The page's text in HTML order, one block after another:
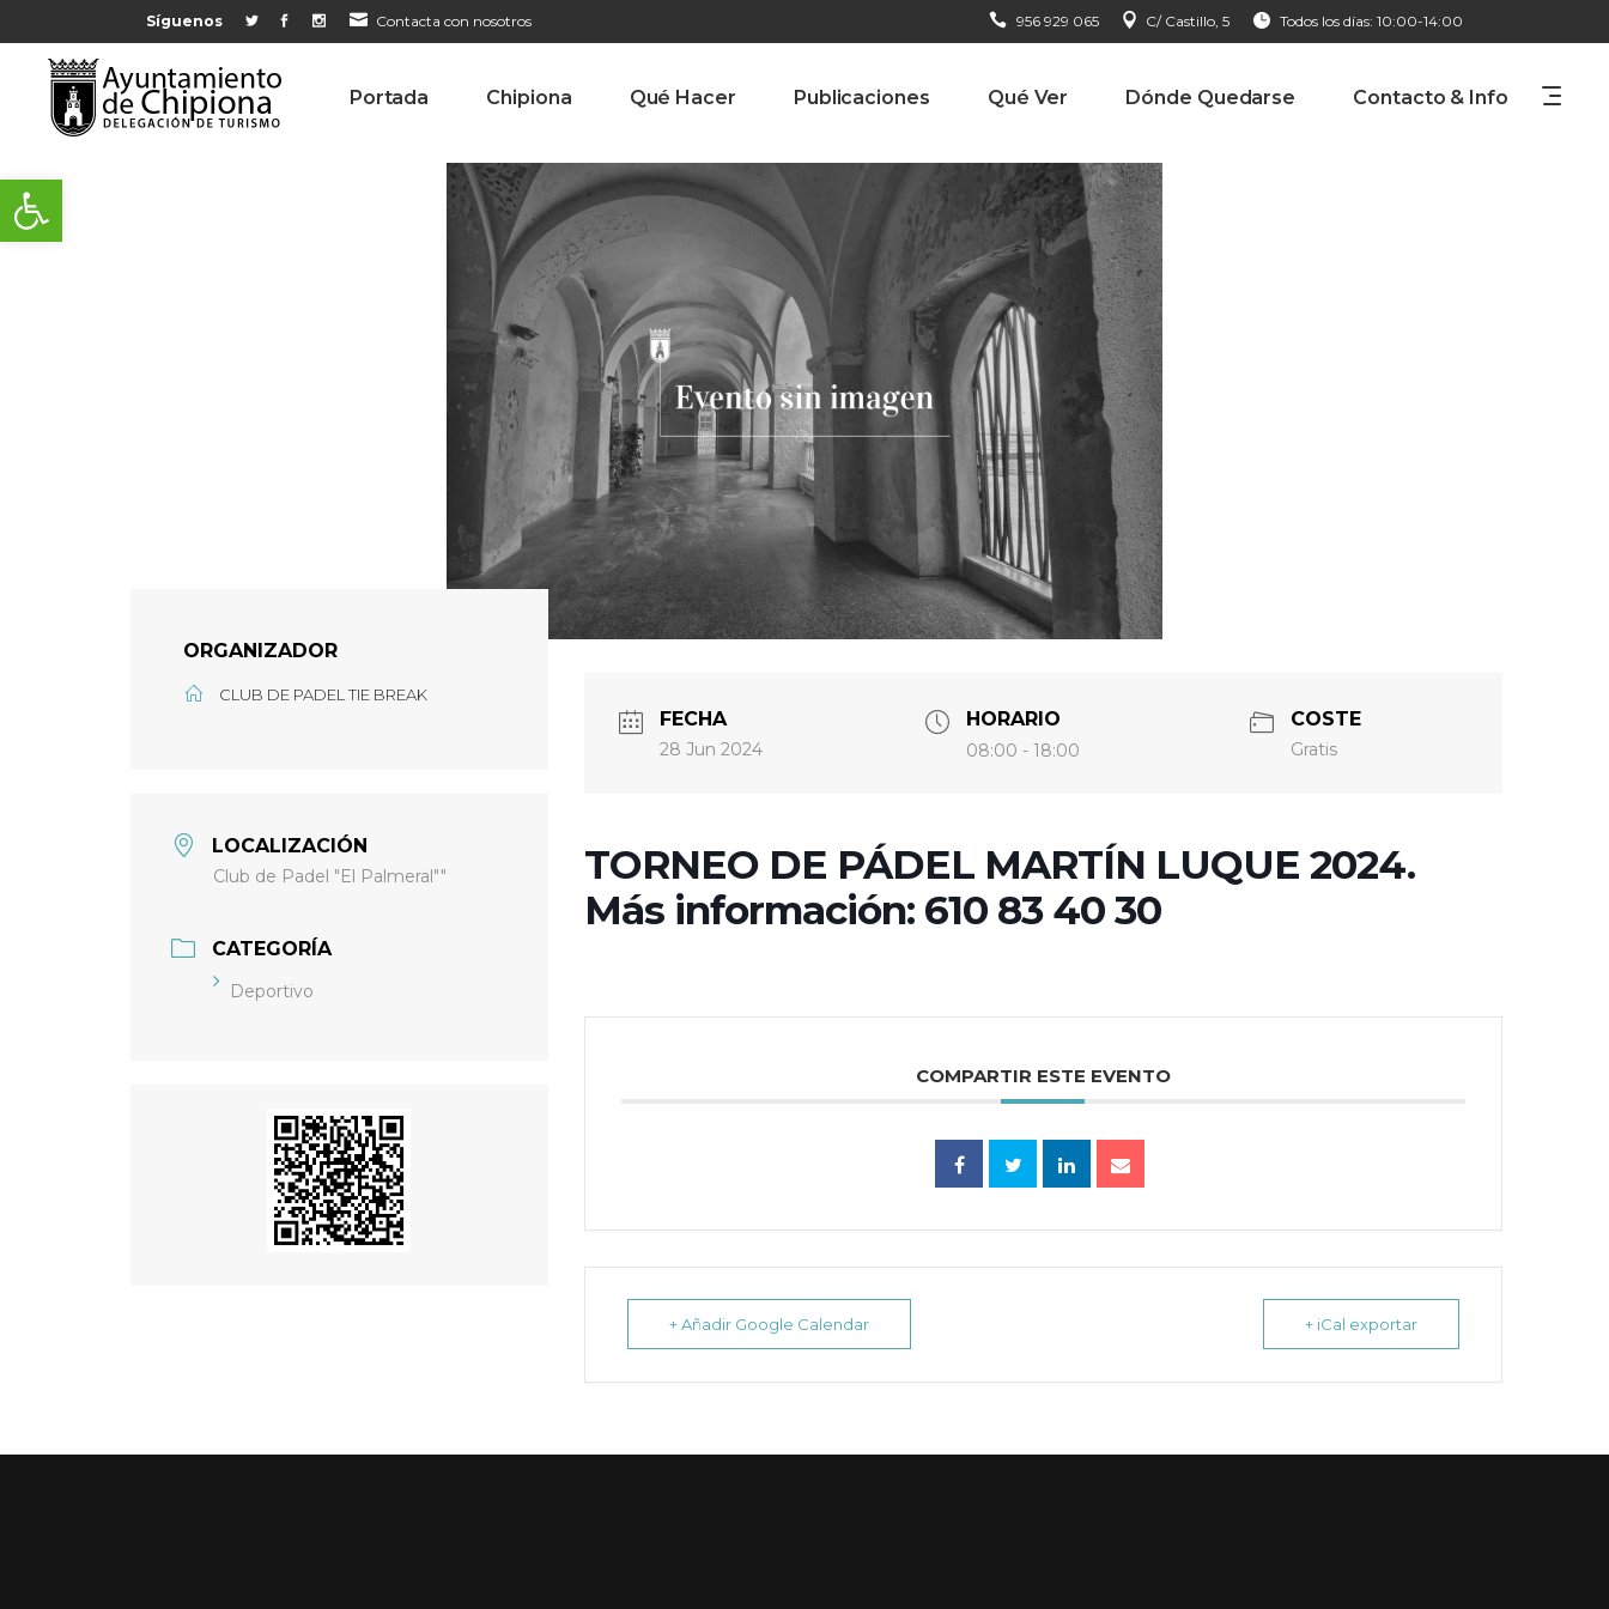
Abrir barra de herramientas
Síguenos Contacta con nosotros 956 929 065 C/ Castillo, 5 Todos los días: 10:00-14:00
Portada Chipiona Qué Hacer Publicaciones Qué Ver Dónde Quedarse Contacto & Info
ORGANIZADOR
CLUB DE PADEL TIE BREAK
LOCALIZACIÓN
Club de Padel "El Palmeral""
CATEGORÍA
Deportivo
FECHA
28 Jun 2024
HORARIO
08:00 - 18:00
COSTE
Gratis
TORNEO DE PÁDEL MARTÍN LUQUE 2024.
Más información: 610 83 40 30
COMPARTIR ESTE EVENTO
+ Añadir Google Calendar + iCal exportar